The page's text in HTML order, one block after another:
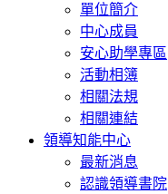
單位簡介
中心成員
安心助學專區
活動相簿
相關法規
相關連結
領導知能中心
最新消息
認識領導書院